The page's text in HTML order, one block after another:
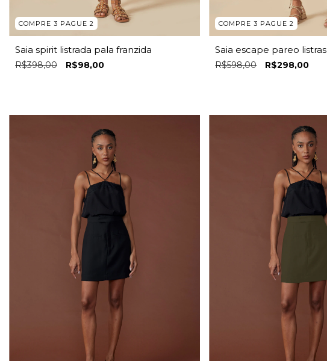
COMPRE 3 PAGUE 2
Saia spirit listrada pala franzida
R$398,00 R$98,00
COMPRE 3 PAGUE 2
Saia escape pareo listras
R$598,00 R$298,00